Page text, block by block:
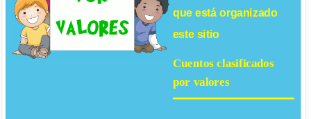
que está organizado
este sitio
Cuentos clasificados
por valores